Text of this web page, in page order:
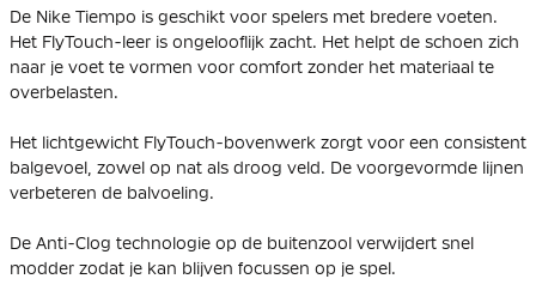
De Nike Tiempo is geschikt voor spelers met bredere voeten.
Het FlyTouch-leer is ongelooflijk zacht. Het helpt de schoen zich
naar je voet te vormen voor comfort zonder het materiaal te
overbelasten.
Het lichtgewicht FlyTouch-bovenwerk zorgt voor een consistent
balgevoel, zowel op nat als droog veld. De voorgevormde lijnen
verbeteren de balvoeling.
De Anti-Clog technologie op de buitenzool verwijdert snel
modder zodat je kan blijven focussen op je spel.